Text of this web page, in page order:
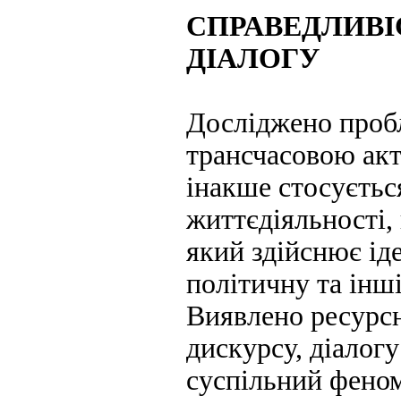
ДІАЛОГУ
Досліджено
трансчасовою
інакше
який здійснює
політичну та
Виявлено
дискурсу,
суспільний